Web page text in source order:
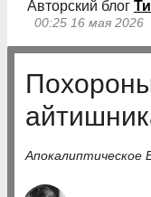
Авторский блог
00:25 16 мая 2026
Апокалиптическое